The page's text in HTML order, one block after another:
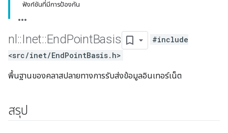
ฟังก์ชันที่มีการป้องกัน
nl ::Inet::EndPointBasis
#include
<src/inet/EndPointBasis.h>
พื้นฐานของคลาสปลายทางการรับส่งข้อมูลอินเทอร์เน็ต
สรุป